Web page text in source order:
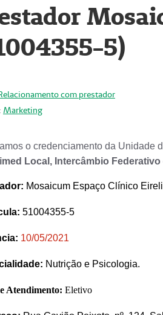
5)
com prestador
Marketing
o credenciamento da
Local, Intercâmbio Federativo
: Mosaicum Espaço Clínico
51004355-5
10/05/2021
Nutrição e Psicologia.
Atendimento: Eletivo